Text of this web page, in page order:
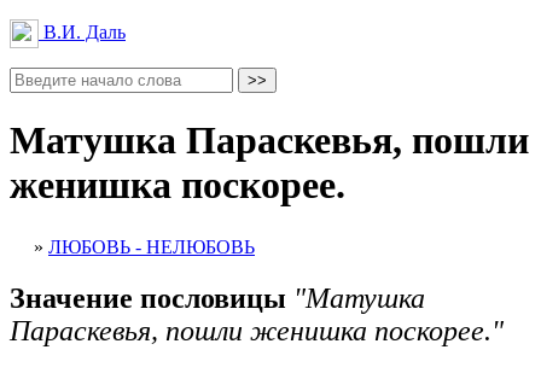
В.И. Даль
Матушка Параскевья, пошли
женишка поскорее.
» ЛЮБОВЬ - НЕЛЮБОВЬ
Значение пословицы "Матушка
Параскевья, пошли женишка поскорее."